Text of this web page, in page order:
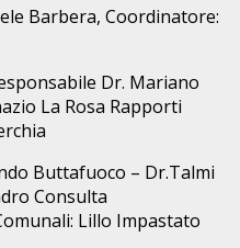
Barbera, Coordinatore:
Dr. Mariano
La Rosa Rapporti
Buttafuoco – Dr.Talmi
Consulta
Lillo Impastato